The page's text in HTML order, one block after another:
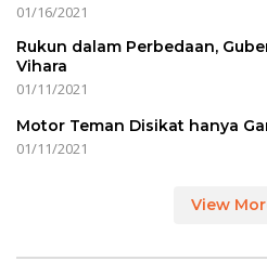
01/16/2021
Rukun dalam Perbedaan,
Vihara
01/11/2021
Motor Teman Disikat hanya
01/11/2021
View